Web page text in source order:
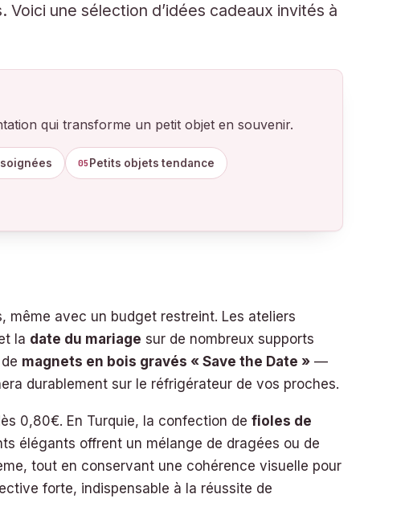
une sélection d’idées cadeaux invités à
qui transforme un petit objet en souvenir.
05 Petits objets tendance
même avec un budget restreint. Les ateliers
la date du mariage sur de nombreux supports
magnets en bois gravés « Save the Date » —
durablement sur le réfrigérateur de vos proches.
0,80€. En Turquie, la confection de fioles de
élégants offrent un mélange de dragées ou de
tout en conservant une cohérence visuelle pour
forte, indispensable à la réussite de